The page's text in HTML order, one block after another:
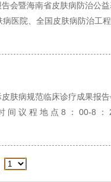
会暨海南省皮肤病防治公
医院、全国皮肤病防治工
肤病规范临床诊疗成果报
间 议 程 地 点 8 ： 00-8 ：